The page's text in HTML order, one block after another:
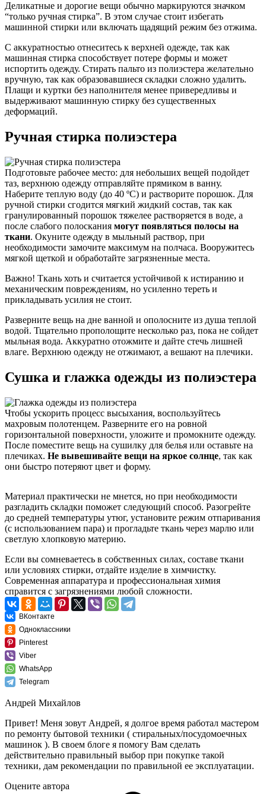
Деликатные и дорогие вещи обычно маркируются значком
“только ручная стирка”. В этом случае стоит избегать
машинной стирки или включать щадящий режим без отжима.
С аккуратностью отнеситесь к верхней одежде, так как
машинная стирка способствует потере формы и может
испортить одежду. Стирать пальто из полиэстера желательно
вручную, так как образовавшиеся складки сложно удалить.
Плащи и куртки без наполнителя менее привередливы и
выдерживают машинную стирку без существенных
деформаций.
Ручная стирка полиэстера
Подготовьте рабочее место: для небольших вещей подойдет
таз, верхнюю одежду отправляйте прямиком в ванну.
Наберите теплую воду (до 40 ºC) и растворите порошок. Для
ручной стирки сгодится мягкий жидкий состав, так как
гранулированный порошок тяжелее растворяется в воде, а
после слабого полоскания могут появляться полосы на
ткани. Окуните одежду в мыльный раствор, при
необходимости замочите максимум на полчаса. Вооружитесь
мягкой щеткой и обработайте загрязненные места.
Важно! Ткань хоть и считается устойчивой к истиранию и
механическим повреждениям, но усиленно тереть и
прикладывать усилия не стоит.
Разверните вещь на дне ванной и ополосните из душа теплой
водой. Тщательно прополощите несколько раз, пока не сойдет
мыльная вода. Аккуратно отожмите и дайте стечь лишней
влаге. Верхнюю одежду не отжимают, а вешают на плечики.
Сушка и глажка одежды из полиэстера
Чтобы ускорить процесс высыхания, воспользуйтесь
махровым полотенцем. Разверните его на ровной
горизонтальной поверхности, уложите и промокните одежду.
После поместите вещь на сушилку для белья или оставьте на
плечиках. Не вывешивайте вещи на яркое солнце, так как
они быстро потеряют цвет и форму.
Материал практически не мнется, но при необходимости
разгладить складки поможет следующий способ. Разогрейте
до средней температуры утюг, установите режим отпаривания
(с использованием пара) и прогладьте ткань через марлю или
светлую хлопковую материю.
Если вы сомневаетесь в собственных силах, составе ткани
или условиях стирки, отдайте изделие в химчистку.
Современная аппаратура и профессиональная химия
справится с загрязнениями любой сложности.
ВКонтакте
Одноклассники
Pinterest
Viber
WhatsApp
Telegram
Андрей Михайлов
Привет! Меня зовут Андрей, я долгое время работал мастером
по ремонту бытовой техники ( стиральных/посудомоечных
машинок ). В своем блоге я помогу Вам сделать
действительно правильный выбор при покупке такой
техники, дам рекомендации по правильной ее эксплуатации.
Оцените автора